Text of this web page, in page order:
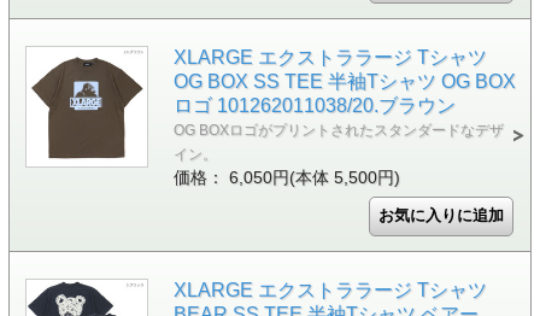
XLARGE エクストララージ Tシャツ
OG BOX SS TEE 半袖Tシャツ OG BOX
ロゴ 101262011038/20.ブラウン
OG BOXロゴがプリントされたスタンダードなデザ
イン。
価格： 6,050円(本体 5,500円)
XLARGE エクストララージ Tシャツ